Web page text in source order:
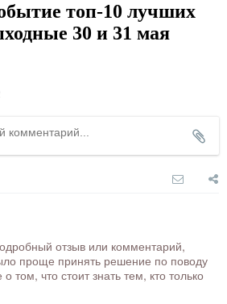
топ-10 лучших
30 и 31 мая
отзыв или комментарий,
проще принять решение по поводу
том, что стоит знать тем, кто только